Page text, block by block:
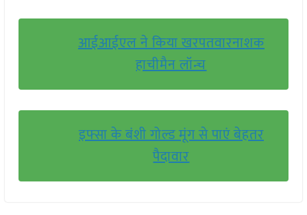
आईआईएल ने किया खरपतवारनाशक
हाचीमैन लॉन्च
इफ्सा के बंशी गोल्ड मूंग से पाएं बेहतर
पैदावार